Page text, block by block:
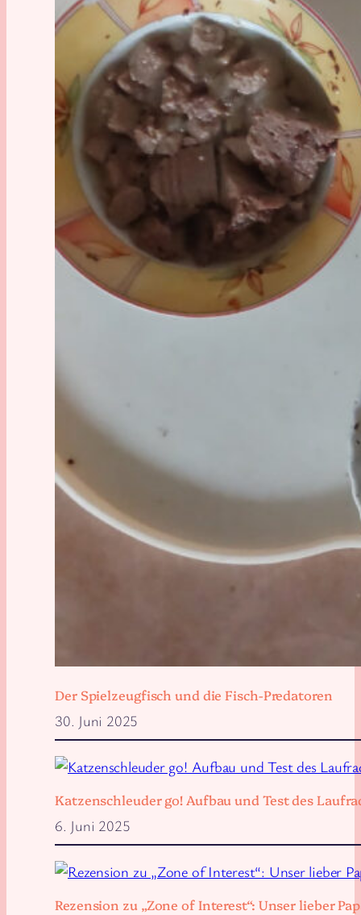
Der Spielzeugfisch und die Fisch-Predatoren
30. Juni 2025
Katzenschleuder go! Aufbau und Test des
6. Juni 2025
Rezension zu „Zone of Interest“: Unser lieber